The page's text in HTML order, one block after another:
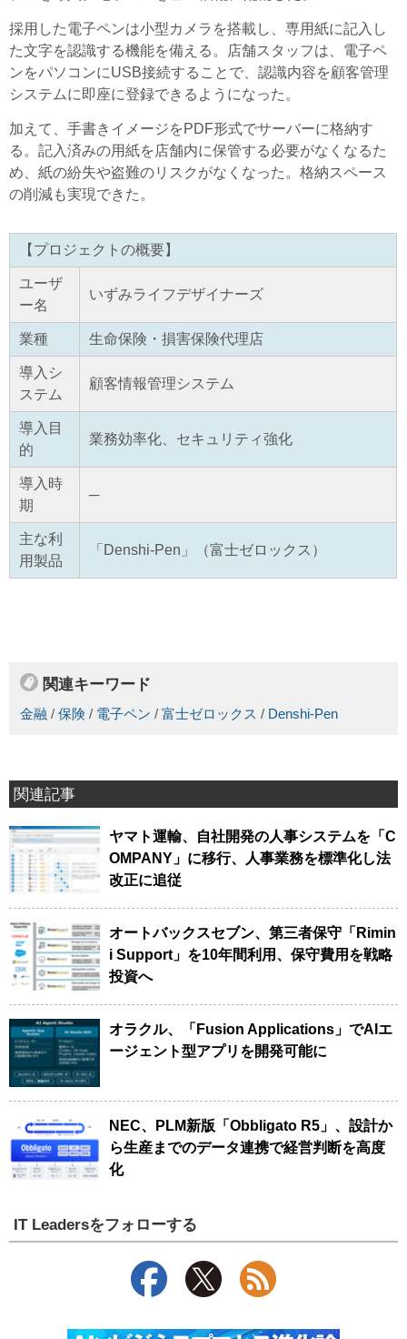
採用した電子ペンは小型カメラを搭載し、専用紙に記入し
た文字を認識する機能を備える。店舗スタッフは、電子ペ
ンをパソコンにUSB接続することで、認識内容を顧客管理
システムに即座に登録できるようになった。
加えて、手書きイメージをPDF形式でサーバーに格納す
る。記入済みの用紙を店舗内に保管する必要がなくなるた
め、紙の紛失や盗難のリスクがなくなった。格納スペース
の削減も実現できた。
【プロジェクトの概要】
ユーザ
ー名
いずみライフデザイナーズ
業種 生命保険・損害保険代理店
導入シ
ステム
顧客情報管理システム
導入目
的
業務効率化、セキュリティ強化
導入時
期
─
主な利
用製品
「Denshi-Pen」（富士ゼロックス）
関連キーワード
金融 / 保険 / 電子ペン / 富士ゼロックス / Denshi-Pen
関連記事
ヤマト運輸、自社開発の人事システムを「C
OMPANY」に移行、人事業務を標準化し法
改正に追従
オートバックスセブン、第三者保守「Rimin
i Support」を10年間利用、保守費用を戦略
投資へ
オラクル、「Fusion Applications」でAIエ
ージェント型アプリを開発可能に
NEC、PLM新版「Obbligato R5」、設計か
ら生産までのデータ連携で経営判断を高度
化
IT Leadersをフォローする